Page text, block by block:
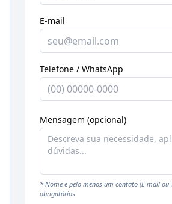
E-mail
Telefone / WhatsApp
Mensagem (opcional)
* Nome e pelo menos um contato (E-mail ou
obrigatórios.